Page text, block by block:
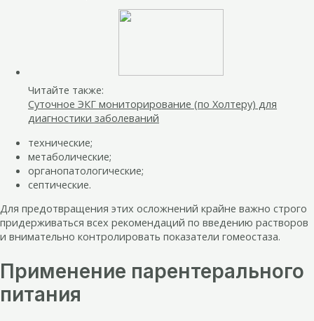
Читайте также:
Суточное ЭКГ мониторирование (по Холтеру) для
диагностики заболеваний
технические;
метаболические;
органопатологические;
септические.
Для предотвращения этих осложнений крайне важно строго
придерживаться всех рекомендаций по введению растворов
и внимательно контролировать показатели гомеостаза.
Применение парентерального
питания